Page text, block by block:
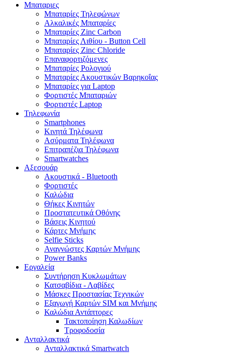
Μπαταριες
Μπαταρίες Τηλεφώνων
Αλκαλικές Μπαταρίες
Μπαταρίες Zinc Carbon
Μπαταρίες Λιθίου - Button Cell
Μπαταρίες Zinc Chloride
Επαναφορτιζόμενες
Μπαταρίες Ρολογιού
Μπαταρίες Ακουστικών Βαρηκοΐας
Μπαταρίες για Laptop
Φορτιστές Μπαταριών
Φορτιστές Laptop
Τηλεφωνία
Smartphones
Κινητά Τηλέφωνα
Ασύρματα Τηλέφωνα
Επιτραπέζια Τηλέφωνα
Smartwatches
Αξεσουάρ
Ακουστικά - Bluetooth
Φορτιστές
Καλώδια
Θήκες Κινητών
Προστατευτικά Οθόνης
Βάσεις Κινητού
Κάρτες Μνήμης
Selfie Sticks
Αναγνώστες Καρτών Μνήμης
Power Banks
Εργαλεία
Συντήρηση Κυκλωμάτων
Κατσαβίδια - Λαβίδες
Μάσκες Προστασίας Τεχνικών
Εξαγωγή Καρτών SIM και Μνήμης
Καλώδια Αντάπτορες
Τακτοποίηση Καλωδίων
Τροφοδοσία
Ανταλλακτικά
Ανταλλακτικά Smartwatch